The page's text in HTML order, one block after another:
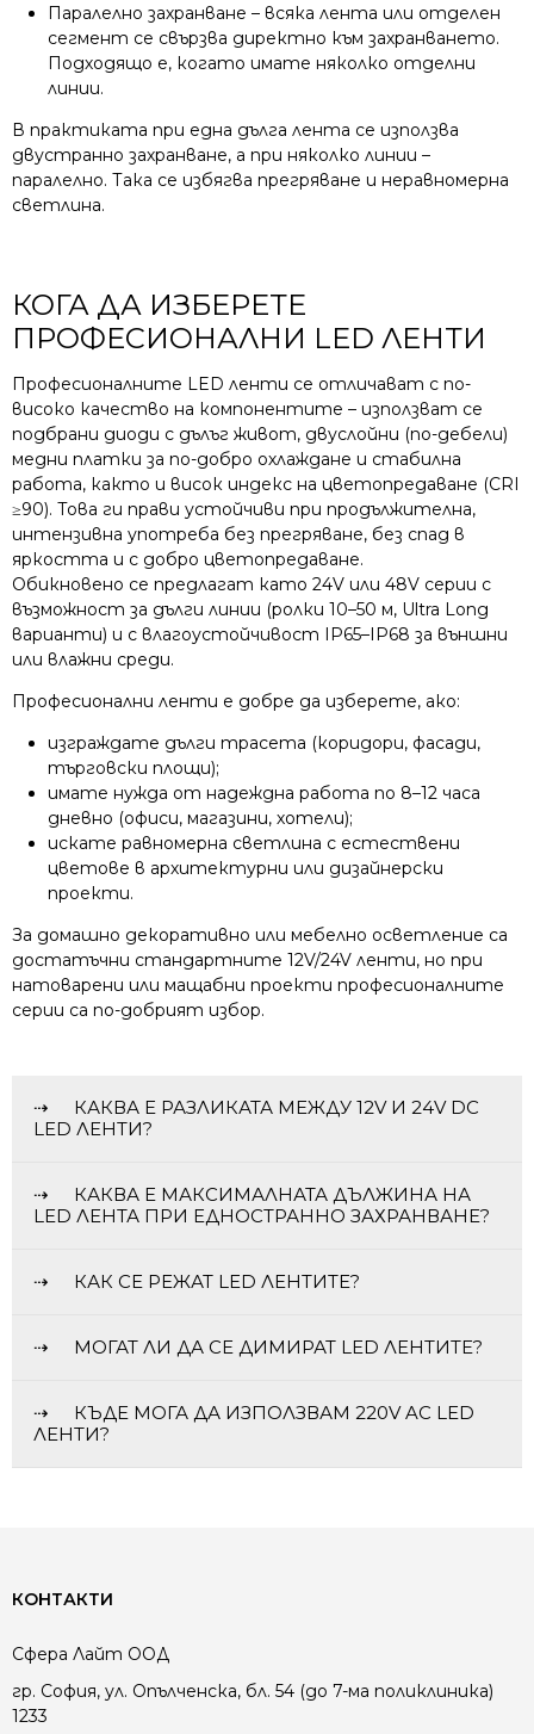
Паралелно захранване – всяка лента или отделен
сегмент се свързва директно към захранването.
Подходящо е, когато имате няколко отделни
линии.
В практиката при една дълга лента се използва
двустранно захранване, а при няколко линии –
паралелно. Така се избягва прегряване и неравномерна
светлина.
КОГА ДА ИЗБЕРЕТЕ
ПРОФЕСИОНАЛНИ LED ЛЕНТИ
Професионалните LED ленти се отличават с по-
високо качество на компонентите – използват се
подбрани диоди с дълъг живот, двуслойни (по-дебели)
медни платки за по-добро охлаждане и стабилна
работа, както и висок индекс на цветопредаване (CRI
≥90). Това ги прави устойчиви при продължителна,
интензивна употреба без прегряване, без спад в
яркостта и с добро цветопредаване.
Обикновено се предлагат като 24V или 48V серии с
възможност за дълги линии (ролки 10–50 м, Ultra Long
варианти) и с влагоустойчивост IP65–IP68 за външни
или влажни среди.
Професионални ленти е добре да изберете, ако:
изграждате дълги трасета (коридори, фасади,
търговски площи);
имате нужда от надеждна работа по 8–12 часа
дневно (офиси, магазини, хотели);
искате равномерна светлина с естествени
цветове в архитектурни или дизайнерски
проекти.
За домашно декоративно или мебелно осветление са
достатъчни стандартните 12V/24V ленти, но при
натоварени или мащабни проекти професионалните
серии са по-добрият избор.
КАКВА Е РАЗЛИКАТА МЕЖДУ 12V И 24V DC
LED ЛЕНТИ?
КАКВА Е МАКСИМАЛНАТА ДЪЛЖИНА НА
LED ЛЕНТА ПРИ ЕДНОСТРАННО ЗАХРАНВАНЕ?
КАК СЕ РЕЖАТ LED ЛЕНТИТЕ?
МОГАТ ЛИ ДА СЕ ДИМИРАТ LED ЛЕНТИТЕ?
КЪДЕ МОГА ДА ИЗПОЛЗВАМ 220V AC LED
ЛЕНТИ?
КОНТАКТИ
Сфера Лайт ООД
гр. София, ул. Опълченска, бл. 54 (до 7-ма поликлиника)
1233